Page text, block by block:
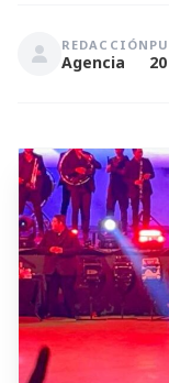
REDACCIÓN
Agencia